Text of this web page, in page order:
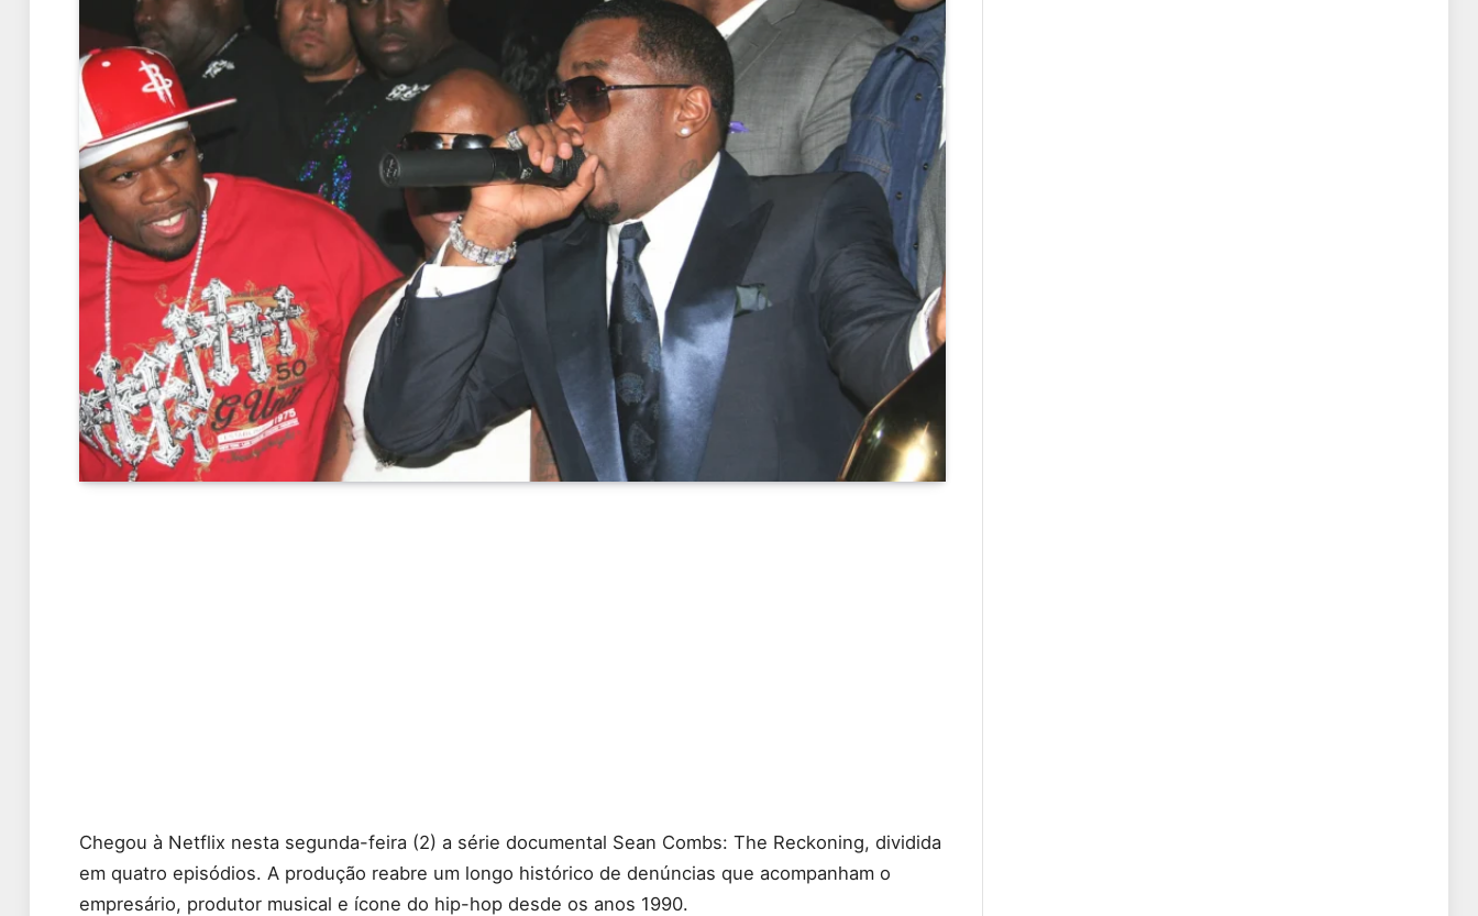
Chegou à Netflix nesta segunda-feira (2) a série documental Sean Combs: The Reckoning, dividida
em quatro episódios. A produção reabre um longo histórico de denúncias que acompanham o
empresário, produtor musical e ícone do hip-hop desde os anos 1990.